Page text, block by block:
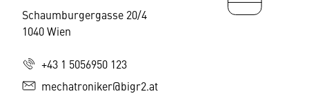
Schaumburgergasse 20/4
1040 Wien
+43 1 5056950 123
mechatroniker@bigr2.at